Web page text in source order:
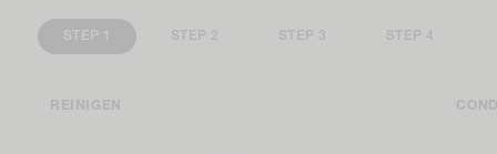
STEP 1 STEP 2 STEP 3 STEP 4
REINIGEN